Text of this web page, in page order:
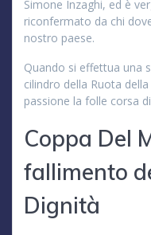
Simone Inzaghi, ed è
riconfermato da chi
nostro paese.
Quando si effettua una
cilindro della Ruota
passione la folle corsa
Coppa Del
fallimento
Dignità